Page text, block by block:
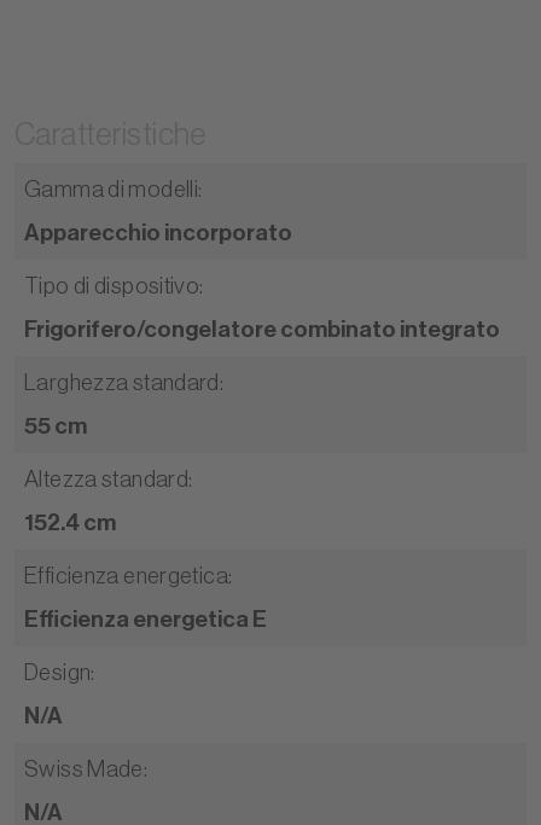
Gamma di modelli:
Apparecchio incorporato
Tipo di dispositivo:
Frigorifero/congelatore combinato integrato
Larghezza standard :
55 cm
Altezza standard:
152.4 cm
Efficienza energetica:
Efficienza energetica E
Design:
N/A
Swiss Made:
N/A